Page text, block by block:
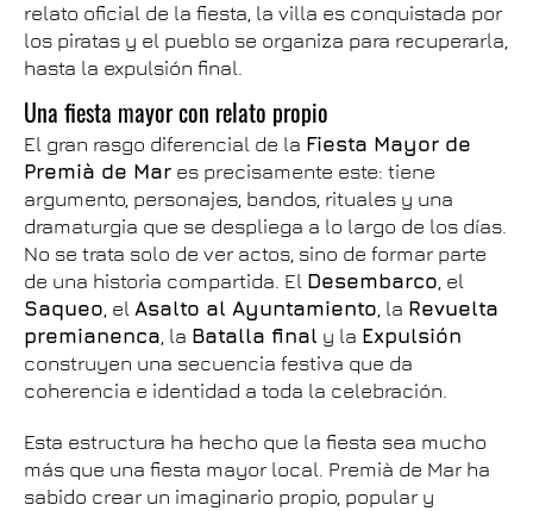
relato oficial de la fiesta, la villa es conquistada por
los piratas y el pueblo se organiza para recuperarla,
hasta la expulsión final.
Una fiesta mayor con relato propio
El gran rasgo diferencial de la Fiesta Mayor de
Premià de Mar es precisamente este: tiene
argumento, personajes, bandos, rituales y una
dramaturgia que se despliega a lo largo de los días.
No se trata solo de ver actos, sino de formar parte
de una historia compartida. El Desembarco, el
Saqueo, el Asalto al Ayuntamiento, la Revuelta
premianenca, la Batalla final y la Expulsión
construyen una secuencia festiva que da
coherencia e identidad a toda la celebración.
Esta estructura ha hecho que la fiesta sea mucho
más que una fiesta mayor local. Premià de Mar ha
sabido crear un imaginario propio, popular y